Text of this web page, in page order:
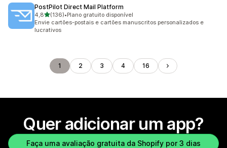
PostPilot Direct Mail Platform
4,8de 5 estrelas
(136)
136 avaliações ao todo
•Plano gratuito disponível
Envie cartões-postais e cartões manuscritos personalizados e
lucrativos
1 2 3 4 16
Quer adicionar um app?
Faça uma avaliação gratuita da Shopify por 3 dias